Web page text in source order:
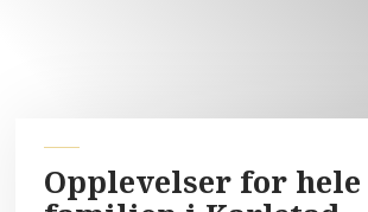
Opplevelser for hele